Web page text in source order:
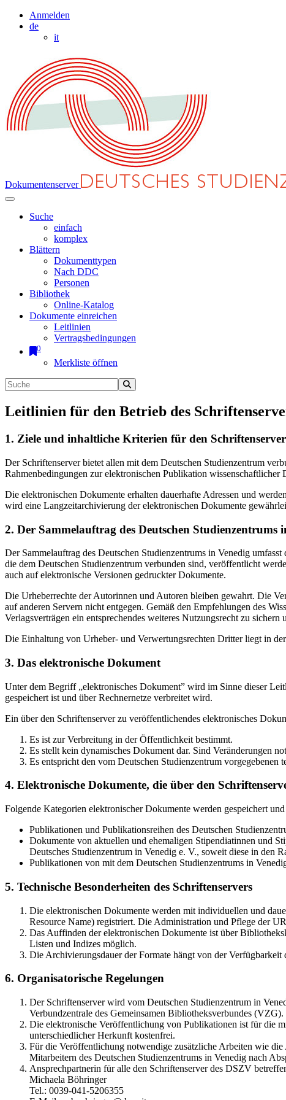
Anmelden
de
it
Dokumentenserver
Suche
einfach
komplex
Blättern
Dokumenttypen
Nach DDC
Personen
Bibliothek
Online-Katalog
Dokumente einreichen
Leitlinien
Vertragsbedingungen
0
Merkliste öffnen
Leitlinien für den Betrieb des
1. Ziele und inhaltliche Kriterien für den
Der Schriftenserver bietet allen mit dem Deutschen Studienzentrum
Rahmenbedingungen zur elektronischen Publikation
Die elektronischen Dokumente erhalten dauerhafte Adressen und
wird eine Langzeitarchivierung der elektronischen Dokumente
2. Der Sammelauftrag des Deutschen
Der Sammelauftrag des Deutschen Studienzentrums in Venedig
die dem Deutschen Studienzentrum verbunden sind, veröffentlicht
auch auf elektronische Versionen gedruckter Dokumente.
Die Urheberrechte der Autorinnen und Autoren bleiben gewahrt. Die
auf anderen Servern nicht entgegen. Gemäß den Empfehlungen des
Verlagsverträgen ein entsprechendes weiteres Nutzungsrecht zu
Die Einhaltung von Urheber- und Verwertungsrechten Dritter liegt in
3. Das elektronische Dokument
Unter dem Begriff „elektronisches Dokument” wird im Sinne dieser
gespeichert ist und über Rechnernetze verbreitet wird.
Ein über den Schriftenserver zu veröffentlichendes elektronisches
Es ist zur Verbreitung in der Öffentlichkeit bestimmt.
Es stellt kein dynamisches Dokument dar. Sind Veränderungen
Es entspricht den vom Deutschen Studienzentrum vorgegebenen
4. Elektronische Dokumente, die über den
Folgende Kategorien elektronischer Dokumente werden gespeichert
Publikationen und Publikationsreihen des Deutschen
Dokumente von aktuellen und ehemaligen Stipendiatinnen und
Deutsches Studienzentrum in Venedig e. V., soweit diese in den
Publikationen von mit dem Deutschen Studienzentrums in
5. Technische Besonderheiten des Schriftenservers
Die elektronischen Dokumente werden mit individuellen und
Resource Name) registriert. Die Administration und Pflege der
Das Auffinden der elektronischen Dokumente ist über
Listen und Indizes möglich.
Die Archivierungsdauer der Formate hängt von der
6. Organisatorische Regelungen
Der Schriftenserver wird vom Deutschen Studienzentrum in
Verbundzentrale des Gemeinsamen Bibliotheksverbundes (VZG).
Die elektronische Veröffentlichung von Publikationen ist für die
unterschiedlicher Herkunft kostenfrei.
Für die Veröffentlichung notwendige zusätzliche Arbeiten wie
Mitarbeitern des Deutschen Studienzentrums in Venedig nach
Ansprechpartnerin für alle den Schriftenserver des DSZV
Michaela Böhringer
Tel.: 0039-041-5206355